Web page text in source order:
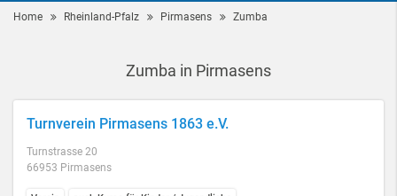
Home Rheinland-Pfalz Pirmasens Zumba
Zumba in Pirmasens
Turnverein Pirmasens 1863 e.V.
Turnstrasse 20
66953 Pirmasens